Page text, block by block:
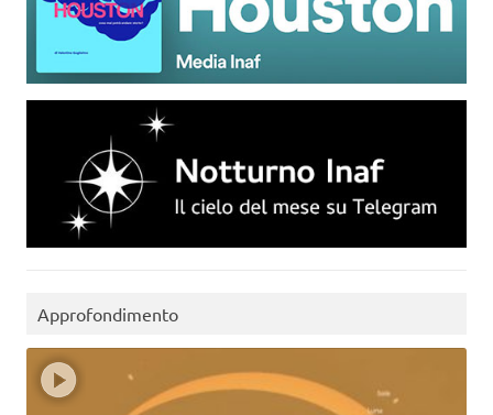
Approfondimento